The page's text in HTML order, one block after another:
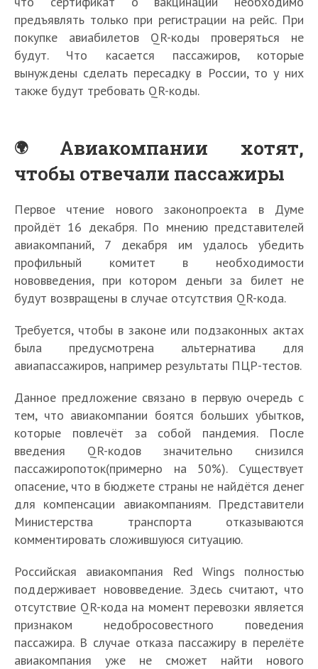
предъявлять только при регистрации на рейс. При
покупке авиабилетов QR-коды проверяться не
будут. Что касается пассажиров, которые
вынуждены сделать пересадку в России, то у них
также будут требовать QR-коды.
Авиакомпании хотят,
чтобы отвечали пассажиры
Первое чтение нового законопроекта в Думе
пройдёт 16 декабря. По мнению представителей
авиакомпаний, 7 декабря им удалось убедить
профильный комитет в необходимости
нововведения, при котором деньги за билет не
будут возвращены в случае отсутствия QR-кода.
Требуется, чтобы в законе или подзаконных актах
была предусмотрена альтернатива для
авиапассажиров, например результаты ПЦР-тестов.
Данное предложение связано в первую очередь с
тем, что авиакомпании боятся больших убытков,
которые повлечёт за собой пандемия. После
введения QR-кодов значительно снизился
пассажиропоток(примерно на 50%). Существует
опасение, что в бюджете страны не найдётся денег
для компенсации авиакомпаниям. Представители
Министерства транспорта отказываются
комментировать сложившуюся ситуацию.
Российская авиакомпания Red Wings полностью
поддерживает нововведение. Здесь считают, что
отсутствие QR-кода на момент перевозки является
признаком недобросовестного поведения
пассажира. В случае отказа пассажиру в перелёте
авиакомпания уже не сможет найти нового